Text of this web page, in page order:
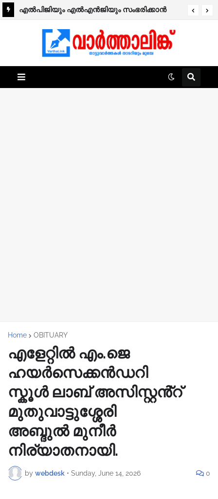
എൽപിജിയും എൽഎൻജിയും സംഭരിക്കാൻ
പുതിയ സെസ് വന്നേക്കും.
Home OBITUARY
എളേറ്റിൽ എം.ജെ
ഹയർസെക്കൻഡറി
സ്കൂൾ ലാബ് അസിസ്റ്റൻ്റ്
മുതുവാട്ടുശ്ശേരി
അബ്ദുൽ മുനീർ
നിര്യാതനായി.
by webdesk • Sunday, June 14, 2026 0